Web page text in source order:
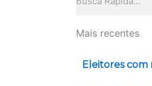
Mais recentes
Eleitores com